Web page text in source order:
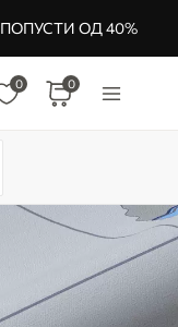
ПОПУСТИ ОД 40%
0 0